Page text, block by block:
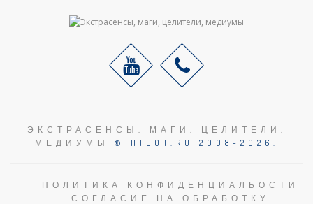
ЭКСТРАСЕНСЫ, МАГИ, ЦЕЛИТЕЛИ,
МЕДИУМЫ
© HILOT.RU 2008-2026.
ПОЛИТИКА КОНФИДЕНЦИАЛЬОСТИ
СОГЛАСИЕ НА ОБРАБОТКУ